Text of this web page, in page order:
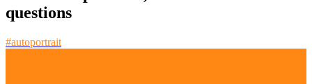
questions
#autoportrait